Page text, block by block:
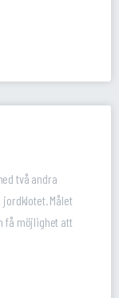
två andra
Målet
få möjlighet att